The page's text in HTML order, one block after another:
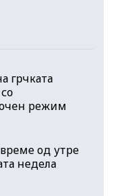
грчката
режим
од утре
недела